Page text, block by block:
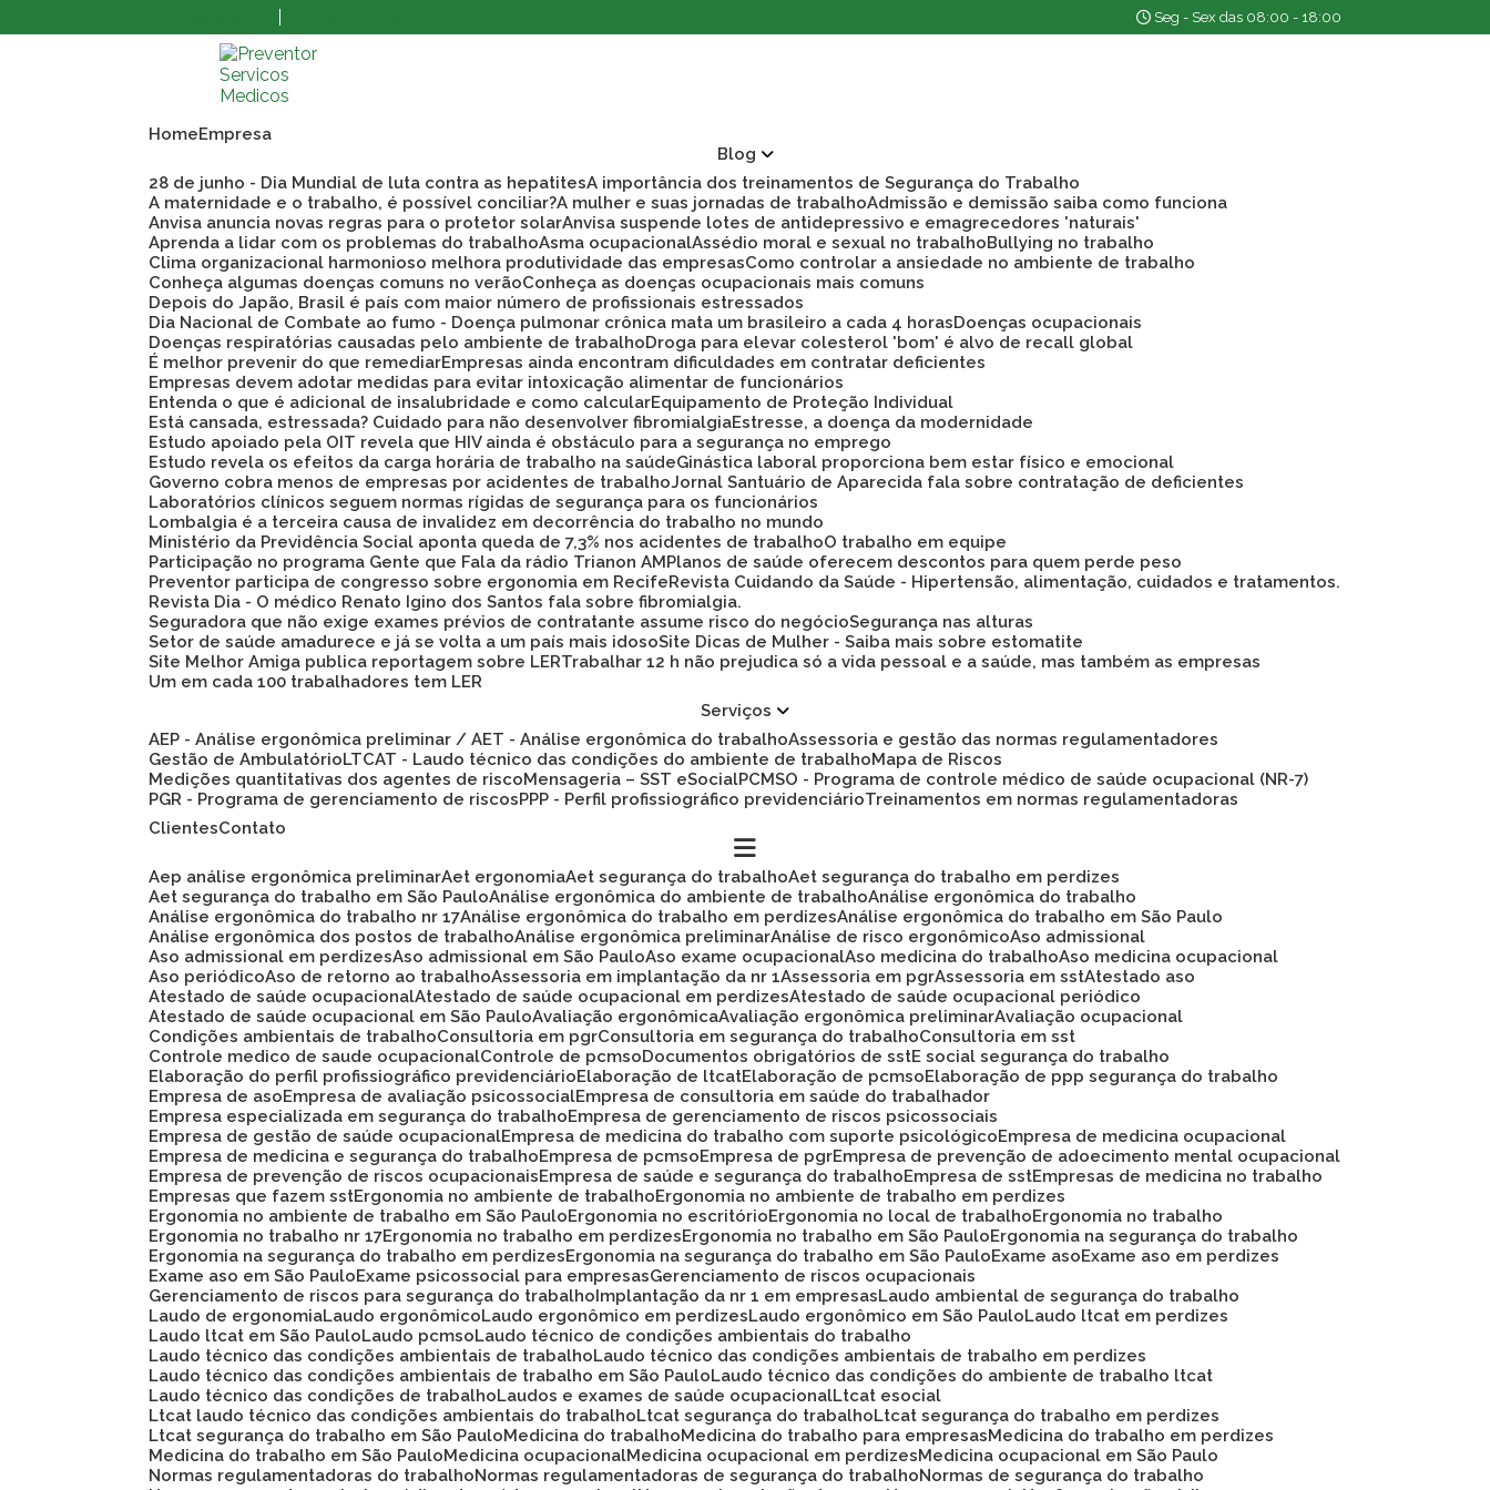
Seg - Sex das 08:00 - 18:00
Home
Empresa
Blog
28 de junho - Dia Mundial de luta contra as hepatites
A importância dos treinamentos de Segurança do Trabalho
A maternidade e o trabalho, é possível conciliar?
A mulher e suas jornadas de trabalho Admissão e demissão saiba como funciona
Anvisa anuncia novas regras para o protetor solar Anvisa suspende lotes de antidepressivo e emagrecedores 'naturais'
Aprenda a lidar com os problemas do trabalho Asma ocupacional Assédio moral e sexual no trabalho
Bullying no trabalho
Clima organizacional harmonioso melhora produtividade das empresas
Como controlar a ansiedade no ambiente de trabalho
Conheça algumas doenças comuns no verão
Conheça as doenças ocupacionais mais comuns
Depois do Japão, Brasil é país com maior número de profissionais estressados
Dia Nacional de Combate ao fumo - Doença pulmonar crônica mata um brasileiro a cada 4 horas
Doenças ocupacionais
Doenças respiratórias causadas pelo ambiente de trabalho
Droga para elevar colesterol 'bom' é alvo de recall global
É melhor prevenir do que remediar Empresas ainda encontram dificuldades em contratar deficientes
Empresas devem adotar medidas para evitar intoxicação alimentar de funcionários
Entenda o que é adicional de insalubridade e como calcular Equipamento de Proteção Individual
Está cansada, estressada? Cuidado para não desenvolver fibromialgia Estresse, a doença da modernidade
Estudo apoiado pela OIT revela que HIV ainda é obstáculo para a segurança no emprego
Estudo revela os efeitos da carga horária de trabalho na saúde
Ginástica laboral proporciona bem estar físico e emocional
Governo cobra menos de empresas por acidentes de trabalho Jornal Santuário de Aparecida fala sobre contratação de deficientes
Laboratórios clínicos seguem normas rígidas de segurança para os funcionários
Lombalgia é a terceira causa de invalidez em decorrência do trabalho no mundo
Ministério da Previdência Social aponta queda de 7,3% nos acidentes de trabalho
O trabalho em equipe
Participação no programa Gente que Fala da rádio Trianon AM
Planos de saúde oferecem descontos para quem perde peso
Preventor participa de congresso sobre ergonomia em Recife
Revista Cuidando da Saúde - Hipertensão, alimentação, cuidados e tratamentos.
Revista Dia - O médico Renato Igino dos Santos fala sobre fibromialgia.
Seguradora que não exige exames prévios de contratante assume risco do negócio Segurança nas alturas
Setor de saúde amadurece e já se volta a um país mais idoso Site Dicas de Mulher - Saiba mais sobre estomatite
Site Melhor Amiga publica reportagem sobre LER
Trabalhar 12 h não prejudica só a vida pessoal e a saúde, mas também as empresas
Um em cada 100 trabalhadores tem LER
Serviços
AEP - Análise ergonômica preliminar / AET - Análise ergonômica do trabalho Assessoria e gestão das normas regulamentadores
Gestão de Ambulatório LTCAT - Laudo técnico das condições do ambiente de trabalho
Mapa de Riscos
Medições quantitativas dos agentes de risco
Mensageria – SST eSocial PCMSO - Programa de controle médico de saúde ocupacional (NR-7)
PGR - Programa de gerenciamento de riscos
PPP - Perfil profissiográfico previdenciário
Treinamentos em normas regulamentadoras
Clientes
Contato
Aep análise ergonômica preliminar Aet ergonomia Aet segurança do trabalho Aet segurança do trabalho em perdizes
Aet segurança do trabalho em São Paulo Análise ergonômica do ambiente de trabalho Análise ergonômica do trabalho
Análise ergonômica do trabalho nr 17 Análise ergonômica do trabalho em perdizes Análise ergonômica do trabalho em São Paulo
Análise ergonômica dos postos de trabalho Análise ergonômica preliminar Análise de risco ergonômico Aso admissional
Aso admissional em perdizes Aso admissional em São Paulo Aso exame ocupacional Aso medicina do trabalho Aso medicina ocupacional
Aso periódico Aso de retorno ao trabalho Assessoria em implantação da nr 1 Assessoria em pgr Assessoria em sst Atestado aso
Atestado de saúde ocupacional Atestado de saúde ocupacional em perdizes Atestado de saúde ocupacional periódico
Atestado de saúde ocupacional em São Paulo Avaliação ergonômica Avaliação ergonômica preliminar Avaliação ocupacional
Condições ambientais de trabalho
Consultoria em pgr Consultoria em segurança do trabalho
Consultoria em sst
Controle medico de saude ocupacional
Controle de pcmso Documentos obrigatórios de sst
E social segurança do trabalho
Elaboração do perfil profissiográfico previdenciário
Elaboração de ltcat Elaboração de pcmso
Elaboração de ppp segurança do trabalho
Empresa de aso
Empresa de avaliação psicossocial Empresa de consultoria em saúde do trabalhador
Empresa especializada em segurança do trabalho
Empresa de gerenciamento de riscos psicossociais
Empresa de gestão de saúde ocupacional Empresa de medicina do trabalho com suporte psicológico
Empresa de medicina ocupacional
Empresa de medicina e segurança do trabalho
Empresa de pcmso Empresa de pgr Empresa de prevenção de adoecimento mental ocupacional
Empresa de prevenção de riscos ocupacionais
Empresa de saúde e segurança do trabalho Empresa de sst Empresas de medicina no trabalho
Empresas que fazem sst Ergonomia no ambiente de trabalho
Ergonomia no ambiente de trabalho em perdizes
Ergonomia no ambiente de trabalho em São Paulo
Ergonomia no escritório Ergonomia no local de trabalho
Ergonomia no trabalho
Ergonomia no trabalho nr 17 Ergonomia no trabalho em perdizes Ergonomia no trabalho em São Paulo
Ergonomia na segurança do trabalho
Ergonomia na segurança do trabalho em perdizes
Ergonomia na segurança do trabalho em São Paulo Exame aso Exame aso em perdizes
Exame aso em São Paulo Exame psicossocial para empresas
Gerenciamento de riscos ocupacionais
Gerenciamento de riscos para segurança do trabalho Implantação da nr 1 em empresas
Laudo ambiental de segurança do trabalho
Laudo de ergonomia Laudo ergonômico Laudo ergonômico em perdizes Laudo ergonômico em São Paulo
Laudo ltcat em perdizes
Laudo ltcat em São Paulo
Laudo pcmso
Laudo técnico de condições ambientais do trabalho
Laudo técnico das condições ambientais de trabalho
Laudo técnico das condições ambientais de trabalho em perdizes
Laudo técnico das condições ambientais de trabalho em São Paulo
Laudo técnico das condições do ambiente de trabalho ltcat
Laudo técnico das condições de trabalho
Laudos e exames de saúde ocupacional Ltcat esocial
Ltcat laudo técnico das condições ambientais do trabalho
Ltcat segurança do trabalho
Ltcat segurança do trabalho em perdizes
Ltcat segurança do trabalho em São Paulo
Medicina do trabalho Medicina do trabalho para empresas
Medicina do trabalho em perdizes
Medicina do trabalho em São Paulo
Medicina ocupacional Medicina ocupacional em perdizes
Medicina ocupacional em São Paulo
Normas regulamentadoras do trabalho
Normas regulamentadoras de segurança do trabalho
Normas de segurança do trabalho